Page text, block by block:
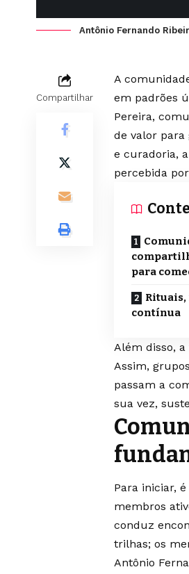
Antônio Fernando
Compartilhar
A
em padrões
Pereira,
de valor
e curadoria,
percebida
para
contínua
Além disso,
Assim,
passam a
sua vez,
Para iniciar,
membros
conduz
trilhas; os
Antônio